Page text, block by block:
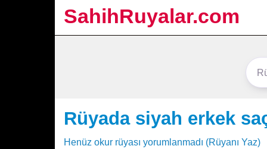
SahihRuyalar.com
Rüyada siyah erkek
Henüz okur rüyası yorumlanmadı (Rüyanı Yaz)